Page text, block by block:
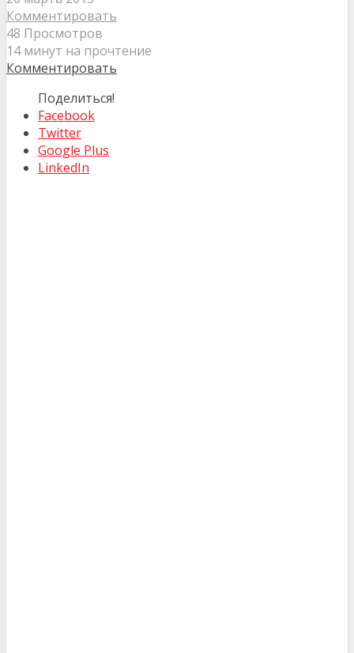
Комментировать
48 Просмотров
14 минут на прочтение
Комментировать
Поделиться!
Facebook
Twitter
Google Plus
LinkedIn